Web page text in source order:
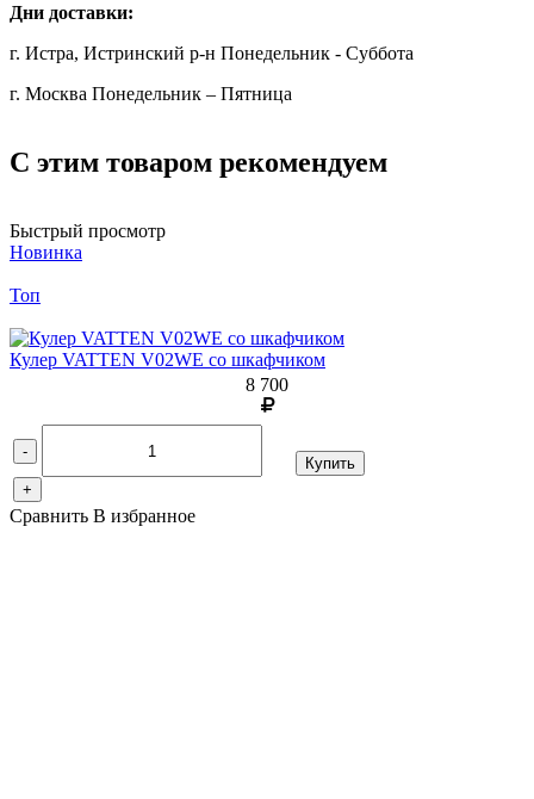
Дни доставки:
г. Истра, Истринский р-н Понедельник - Суббота
г. Москва Понедельник – Пятница
С этим товаром рекомендуем
Быстрый просмотр
Новинка
Топ
Кулер VATTEN V02WE со шкафчиком
8 700
-
+
Купить
Сравнить В избранное